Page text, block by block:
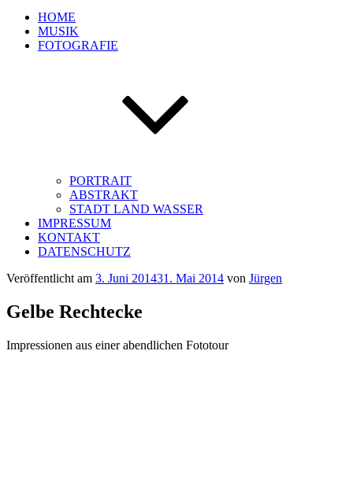
HOME
MUSIK
FOTOGRAFIE
PORTRAIT
ABSTRAKT
STADT LAND WASSER
IMPRESSUM
KONTAKT
DATENSCHUTZ
Veröffentlicht am 3. Juni 201431. Mai 2014 von Jürgen
Gelbe Rechtecke
Impressionen aus einer abendlichen Fototour